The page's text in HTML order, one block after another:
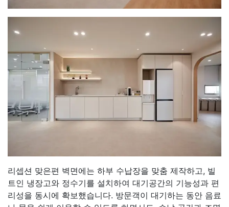
리셉션 맞은편 벽면에는 하부 수납장을 맞춤 제작하고, 빌
트인 냉장고와 정수기를 설치하여 대기공간의 기능성과 편
리성을 동시에 확보했습니다. 방문객이 대기하는 동안 음료